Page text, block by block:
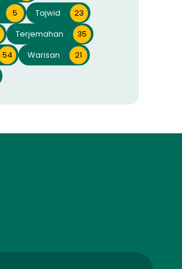
5 Tajwid
23
Terjemahan
35
54 Warisan
21